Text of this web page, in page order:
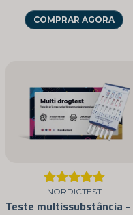
COMPRAR AGORA
NORDICTEST